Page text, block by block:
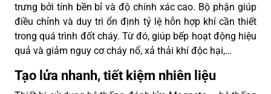
trưng bởi tính bền bỉ và độ chính xác cao. Bộ phận giúp
điều chỉnh và duy trì ổn định tỷ lệ hỗn hợp khí cần thiết
trong quá trình đốt cháy. Từ đó, giúp bếp hoạt động hiệu
quả và giảm nguy cơ cháy nổ, xả thải khí độc hại,…
Tạo lửa nhanh, tiết kiệm nhiên liệu